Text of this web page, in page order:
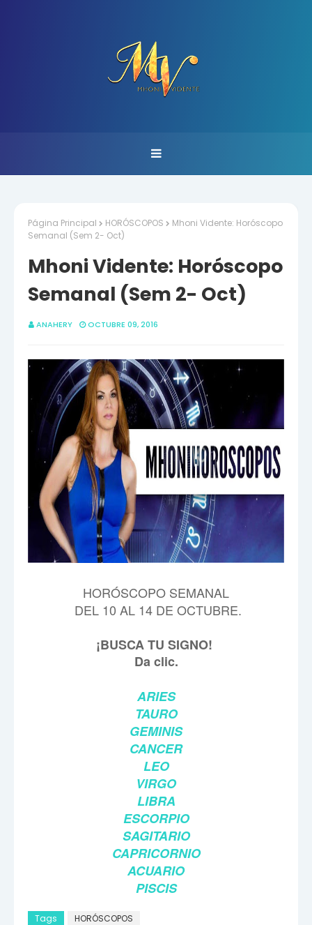
Página Principal HORÓSCOPOS
Mhoni Vidente: Horóscopo
Semanal (Sem 2- Oct)
Mhoni Vidente: Horóscopo
Semanal (Sem 2- Oct)
ANAHERY OCTUBRE 09, 2016
HORÓSCOPO SEMANAL
DEL 10 AL 14 DE OCTUBRE.
¡BUSCA TU SIGNO!
Da clic.
ARIES
TAURO
GEMINIS
CANCER
LEO
VIRGO
LIBRA
ESCORPIO
SAGITARIO
CAPRICORNIO
ACUARIO
PISCIS
Tags HORÓSCOPOS